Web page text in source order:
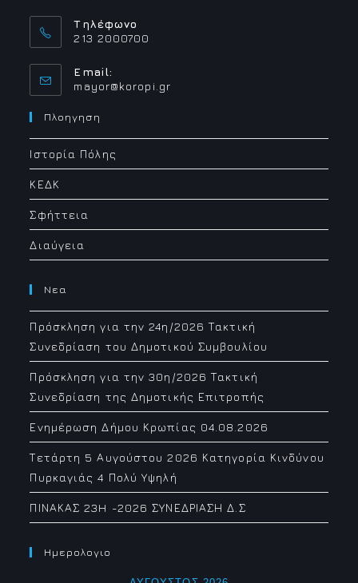
Τηλέφωνο
213 2000700
Email:
mayor@koropi.grOpens
Πλοηγηση
Ιστορία Πόλης
ΚΕΔΚ
Σφήττεια
Διαύγεια
Νεα
Πρόσκληση για την 24η/2026 Τακτική
Συνεδρίαση του Δημοτικού Συμβουλίου
Πρόσκληση για την 30η/2026 Τακτική
Συνεδρίαση της Δημοτικής Επιτροπής
Ενημέρωση Δήμου Κρωπίας 04.08.2026
Τετάρτη 5 Αυγούστου 2026 Κατηγορία Κινδύνου
Πυρκαγιάς 4 Πολύ Υψηλή
ΠΙΝΑΚΑΣ 23H -2026 ΣΥΝΕΔΡΙΑΣΗ Δ.Σ
Ημερολογιο